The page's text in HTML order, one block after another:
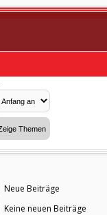
Neue Beiträge
Keine neuen Beiträge